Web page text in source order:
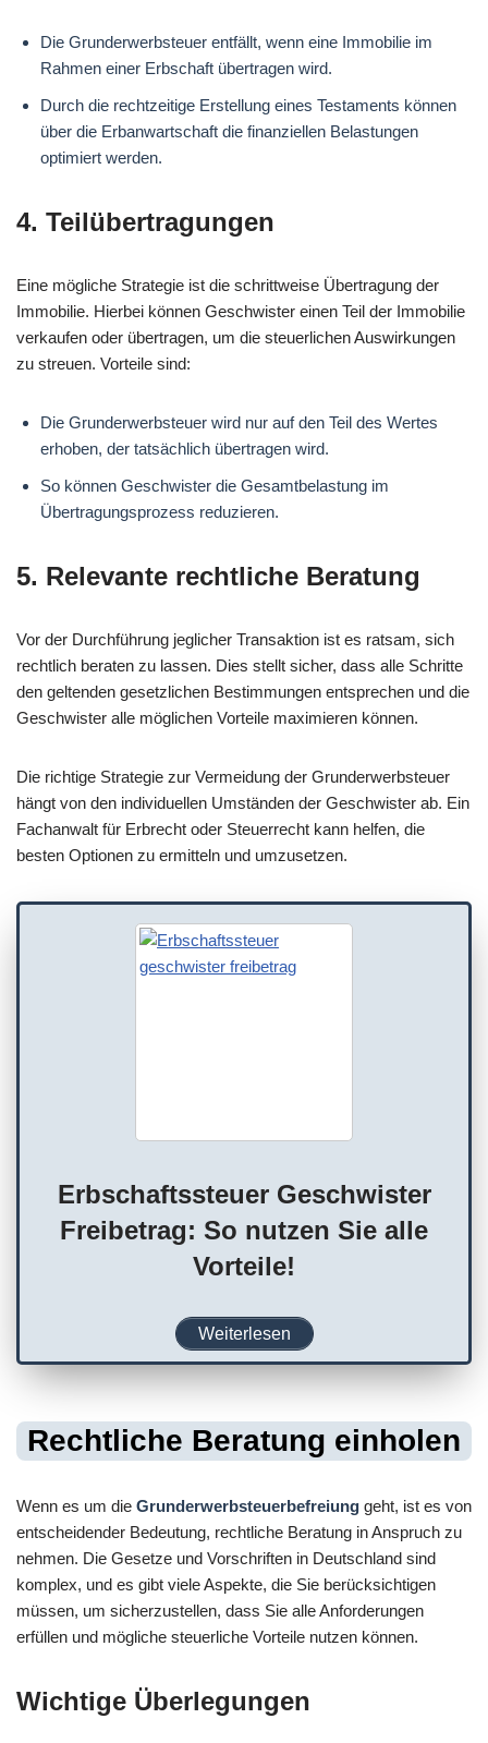
Die Grunderwerbsteuer entfällt, wenn eine Immobilie im
Rahmen einer Erbschaft übertragen wird.
Durch die rechtzeitige Erstellung eines Testaments können
über die Erbanwartschaft die finanziellen Belastungen
optimiert werden.
4. Teilübertragungen
Eine mögliche Strategie ist die schrittweise Übertragung der
Immobilie. Hierbei können Geschwister einen Teil der Immobilie
verkaufen oder übertragen, um die steuerlichen Auswirkungen
zu streuen. Vorteile sind:
Die Grunderwerbsteuer wird nur auf den Teil des Wertes
erhoben, der tatsächlich übertragen wird.
So können Geschwister die Gesamtbelastung im
Übertragungsprozess reduzieren.
5. Relevante rechtliche Beratung
Vor der Durchführung jeglicher Transaktion ist es ratsam, sich
rechtlich beraten zu lassen. Dies stellt sicher, dass alle Schritte
den geltenden gesetzlichen Bestimmungen entsprechen und die
Geschwister alle möglichen Vorteile maximieren können.
Die richtige Strategie zur Vermeidung der Grunderwerbsteuer
hängt von den individuellen Umständen der Geschwister ab. Ein
Fachanwalt für Erbrecht oder Steuerrecht kann helfen, die
besten Optionen zu ermitteln und umzusetzen.
Erbschaftssteuer Geschwister
Freibetrag: So nutzen Sie alle
Vorteile!
Weiterlesen
Rechtliche Beratung einholen
Wenn es um die Grunderwerbsteuerbefreiung geht, ist es von
entscheidender Bedeutung, rechtliche Beratung in Anspruch zu
nehmen. Die Gesetze und Vorschriften in Deutschland sind
komplex, und es gibt viele Aspekte, die Sie berücksichtigen
müssen, um sicherzustellen, dass Sie alle Anforderungen
erfüllen und mögliche steuerliche Vorteile nutzen können.
Wichtige Überlegungen